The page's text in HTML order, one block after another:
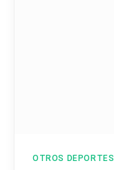
OTROS DEPORTES